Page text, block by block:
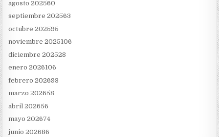
agosto 202560
septiembre 202563
octubre 202595
noviembre 2025106
diciembre 202528
enero 2026106
febrero 202693
marzo 202658
abril 202656
mayo 202674
junio 202686